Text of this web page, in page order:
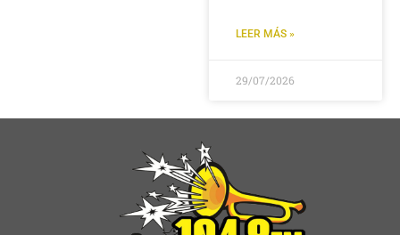
LEER MÁS »
29/07/2026